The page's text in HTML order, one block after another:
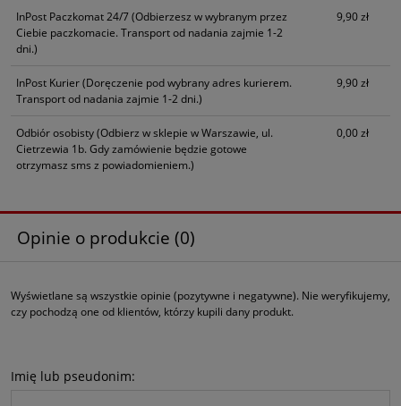
InPost Paczkomat 24/7(Odbierzesz w wybranym przez
Ciebie paczkomacie. Transport od nadania zajmie 1-2
dni.)
9,90 zł
InPost Kurier(Doręczenie pod wybrany adres kurierem.
Transport od nadania zajmie 1-2 dni.)
9,90 zł
Odbiór osobisty(Odbierz w sklepie w Warszawie, ul.
Cietrzewia 1b. Gdy zamówienie będzie gotowe
otrzymasz sms z powiadomieniem.)
0,00 zł
Opinie o produkcie (0)
Wyświetlane są wszystkie opinie (pozytywne i negatywne). Nie weryfikujemy,
czy pochodzą one od klientów, którzy kupili dany produkt.
Imię lub pseudonim: